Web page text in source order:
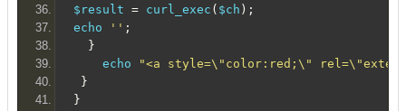
$result = curl_exec ( $ch );
echo
'' ;
}
     echo
"<a style=\"color:red;\"
}
}